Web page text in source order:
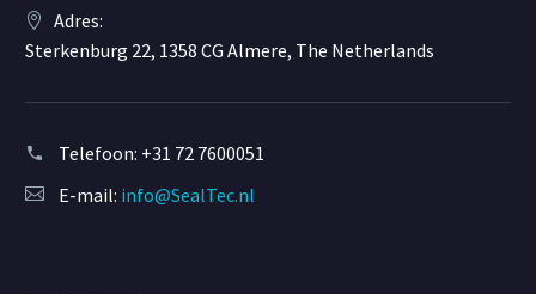
Adres:
Sterkenburg 22, 1358 CG Almere, The Netherlands
Telefoon: +31 72 7600051
E-mail: info@SealTec.nl